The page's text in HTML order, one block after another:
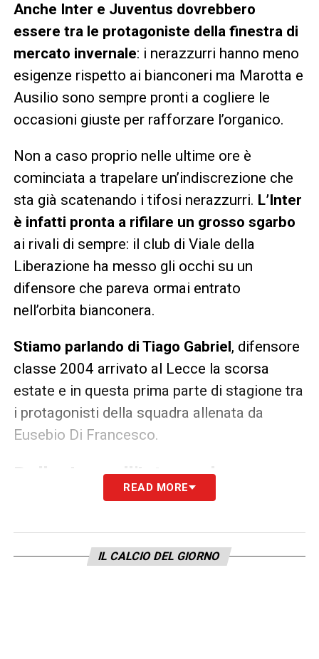
Anche Inter e Juventus dovrebbero
essere tra le protagoniste della finestra di
mercato invernale: i nerazzurri hanno meno
esigenze rispetto ai bianconeri ma Marotta e
Ausilio sono sempre pronti a cogliere le
occasioni giuste per rafforzare l’organico.
Non a caso proprio nelle ultime ore è
cominciata a trapelare un’indiscrezione che
sta già scatenando i tifosi nerazzurri. L’Inter
è infatti pronta a rifilare un grosso sgarbo
ai rivali di sempre: il club di Viale della
Liberazione ha messo gli occhi su un
difensore che pareva ormai entrato
nell’orbita bianconera.
Stiamo parlando di Tiago Gabriel , difensore
classe 2004 arrivato al Lecce la scorsa
estate e in questa prima parte di stagione tra
i protagonisti della squadra allenata da
Eusebio Di Francesco.
Dalla Juve all’Inter: colpo grosso
di Marotta
Il centrale difensivo portoghese è una delle
tante intuizioni azzeccate dal ds Pantaleo
READ MORE
IL CALCIO DEL GIORNO